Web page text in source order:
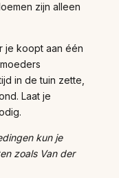
zijn alleen
je koopt aan één
in de tuin zette,
Laat je
kun je
zoals Van der